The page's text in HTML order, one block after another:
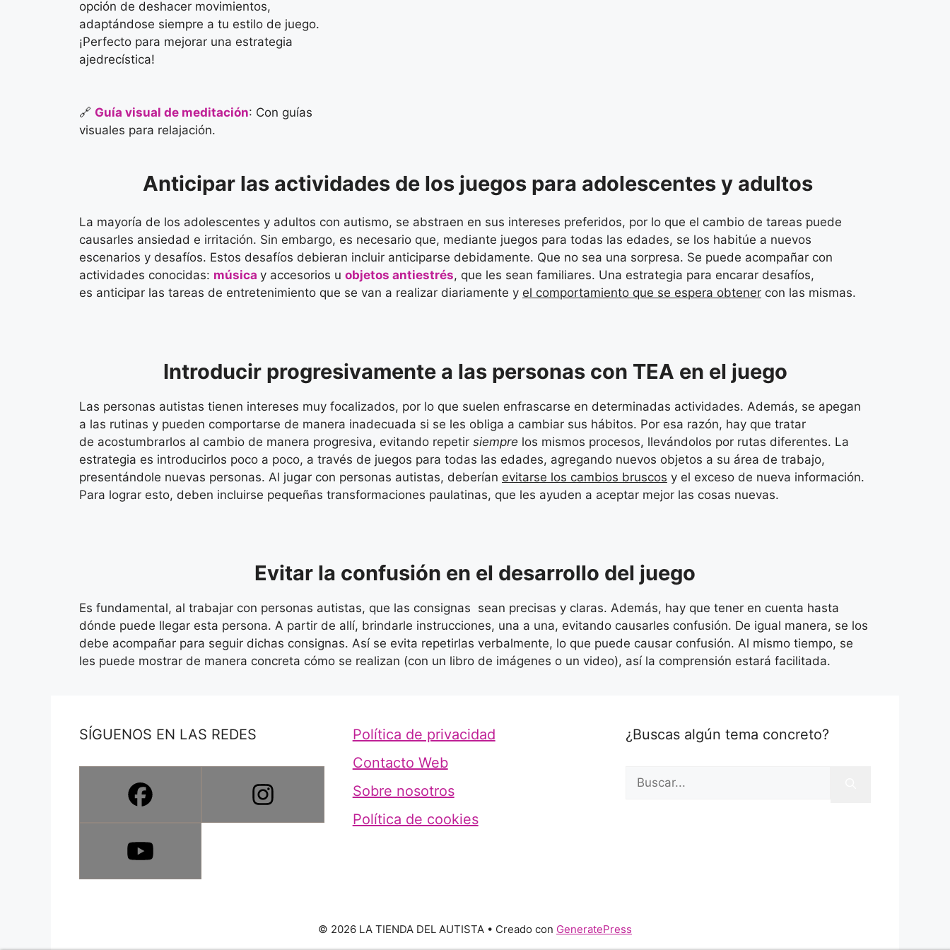
opción de deshacer movimientos,
adaptándose siempre a tu estilo de juego.
¡Perfecto para mejorar una estrategia
ajedrecística!
🔗 Guía visual de meditación: Con guías
visuales para relajación.
Anticipar las actividades de los juegos para adolescentes y adultos
La mayoría de los adolescentes y adultos con autismo, se abstraen en sus intereses preferidos, por lo que el cambio de tareas puede
causarles ansiedad e irritación. Sin embargo, es necesario que, mediante juegos para todas las edades, se los habitúe a nuevos
escenarios y desafíos. Estos desafíos debieran incluir anticiparse debidamente. Que no sea una sorpresa. Se puede acompañar con
actividades conocidas: música y accesorios u objetos antiestrés, que les sean familiares. Una estrategia para encarar desafíos,
es anticipar las tareas de entretenimiento que se van a realizar diariamente y el comportamiento que se espera obtener con las mismas.
Introducir progresivamente a las personas con TEA en el juego
Las personas autistas tienen intereses muy focalizados, por lo que suelen enfrascarse en determinadas actividades. Además, se apegan
a las rutinas y pueden comportarse de manera inadecuada si se les obliga a cambiar sus hábitos. Por esa razón, hay que tratar
de acostumbrarlos al cambio de manera progresiva, evitando repetir siempre los mismos procesos, llevándolos por rutas diferentes. La
estrategia es introducirlos poco a poco, a través de juegos para todas las edades, agregando nuevos objetos a su área de trabajo,
presentándole nuevas personas. Al jugar con personas autistas, deberían evitarse los cambios bruscos y el exceso de nueva información.
Para lograr esto, deben incluirse pequeñas transformaciones paulatinas, que les ayuden a aceptar mejor las cosas nuevas.
Evitar la confusión en el desarrollo del juego
Es fundamental, al trabajar con personas autistas, que las consignas sean precisas y claras. Además, hay que tener en cuenta hasta
dónde puede llegar esta persona. A partir de allí, brindarle instrucciones, una a una, evitando causarles confusión. De igual manera, se los
debe acompañar para seguir dichas consignas. Así se evita repetirlas verbalmente, lo que puede causar confusión. Al mismo tiempo, se
les puede mostrar de manera concreta cómo se realizan (con un libro de imágenes o un video), así la comprensión estará facilitada.
SÍGUENOS EN LAS REDES
Política de privacidad
Contacto Web
Sobre nosotros
Política de cookies
¿Buscas algún tema concreto?
© 2026 LA TIENDA DEL AUTISTA • Creado con GeneratePress